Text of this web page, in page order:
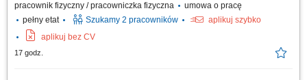
pracownik fizyczny / pracowniczka fizyczna
umowa o pracę
pełny etat
Szukamy 2 pracowników
aplikuj szybko
aplikuj bez CV
17 godz.